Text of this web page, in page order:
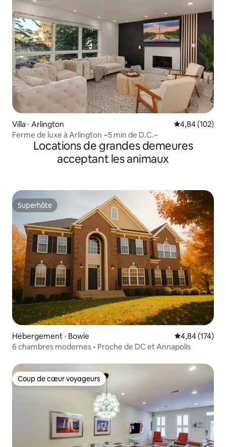
Villa ⋅ Arlington Évaluation
4,84 (102)
Ferme de luxe à Arlington ~5 min de D.C.~
Locations de grandes demeures
acceptant les animaux
Superhôte
Superhôte
Hébergement ⋅ Bowie Évaluation
4,84 (174)
6 chambres modernes • Proche de DC et Annapolis
Coup de cœur voyageurs
Coup de cœur voyageurs